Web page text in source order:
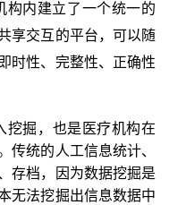
构内建立了一个统一的
享交互的平台，可以随
时性、完整性、正确性
挖掘，也是医疗机构在
传统的人工信息统计、
存档，因为数据挖掘是
无法挖掘出信息数据中